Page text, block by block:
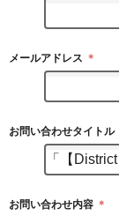
メールアドレス ＊
お問い合わせタイトル
お問い合わせ内容 ＊